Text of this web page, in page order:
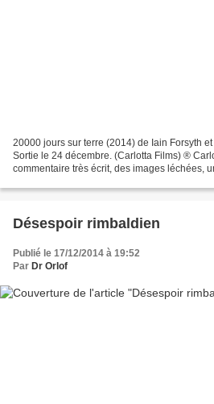
20000 jours sur terre (2014) de Iain Forsyth
Sortie le 24 décembre. (Carlotta Films) ®
commentaire très écrit, des images léchées,
Désespoir rimbaldien
Publié le 17/12/2014 à 19:52
Par Dr Orlof